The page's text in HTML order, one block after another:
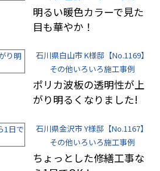
明るい暖色カラーで見た
目も華やか！
石川県白山市 K様邸【No.1169】
その他いろいろ施工事例
ポリカ波板の透明性が上
がり明るくなりました!
石川県金沢市 Y様邸【No.1167】
その他いろいろ施工事例
ちょっとした修繕工事な